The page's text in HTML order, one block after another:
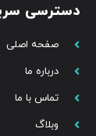
دسترسی
صفحه اصلی
درباره ما
تماس با ما
وبلاگ